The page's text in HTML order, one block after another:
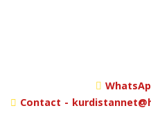
Contact -